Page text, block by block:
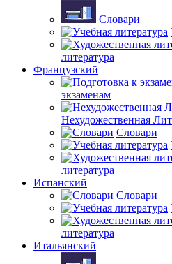
Словари
литература
Французский
экзаменам
Нехудожественная
Словари
литература
Испанский
Словари
литература
Итальянский